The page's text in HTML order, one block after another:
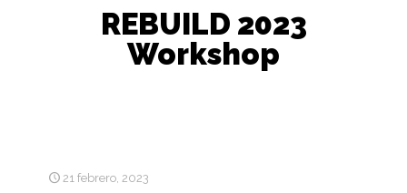
REBUILD 2023
Workshop
21 febrero, 2023